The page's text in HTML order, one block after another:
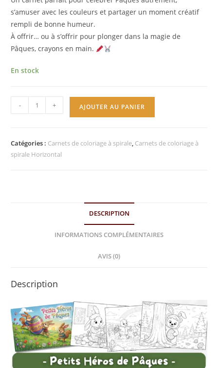
s’amuser avec les couleurs et partager un moment créatif
rempli de bonne humeur.
À offrir… ou à s’offrir pour plonger dans la magie de
Pâques, crayons en main.
En stock
- + AJOUTER AU PANIER
Catégories : Carnets de coloriage à spirale, Carnets de coloriage à
spirale Horizontal
DESCRIPTION
INFORMATIONS COMPLÉMENTAIRES
AVIS (0)
Description